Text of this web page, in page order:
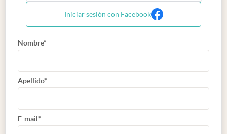
Iniciar sesión con Facebook
Nombre*
Apellido*
E-mail*